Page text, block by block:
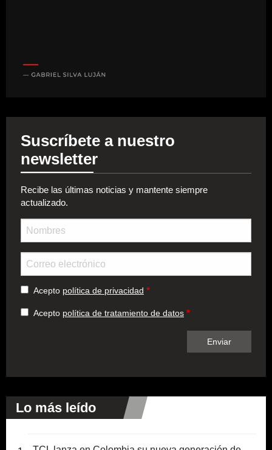
Suscríbete a nuestro
newsletter
Recibe las últimas noticias y mantente siempre
actualizado.
Acepto política de privacidad
Acepto política de tratamiento de datos
Lo más leído